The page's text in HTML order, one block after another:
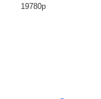
19780p